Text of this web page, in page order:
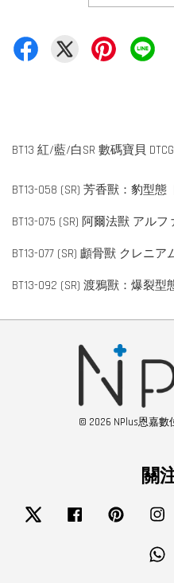
BT13 紅/藍/白SR 數碼寶貝 DTCG
BT13-058 (SR) 芳香獸：豹型
BT13-075 (SR) 阿爾法獸 アルフ
BT13-077 (SR) 顱骨獸 クレニア
BT13-092 (SR) 渡鴉獸：爆裂
© 2026 NPlus恩嘉數
關
Twitter Facebook Pinterest